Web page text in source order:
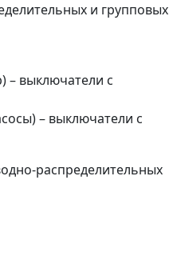
и групповых
– выключатели с
– выключатели с
распределительных